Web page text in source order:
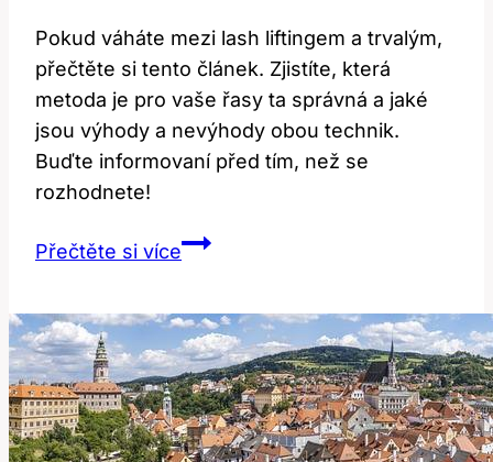
Pokud váháte mezi lash liftingem a trvalým,
přečtěte si tento článek. Zjistíte, která
metoda je pro vaše řasy ta správná a jaké
jsou výhody a nevýhody obou technik.
Buďte informovaní před tím, než se
rozhodnete!
Přečtěte si víceLash
Trvalá:
Co
Je
Lepší
Pro